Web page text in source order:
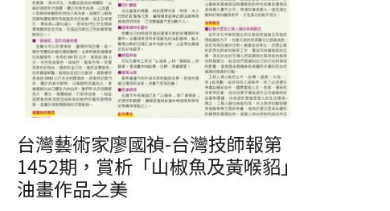
台灣藝術家廖國禎-台灣技師報第
1452期，賞析「山椒魚及黃喉貂」
油畫作品之美